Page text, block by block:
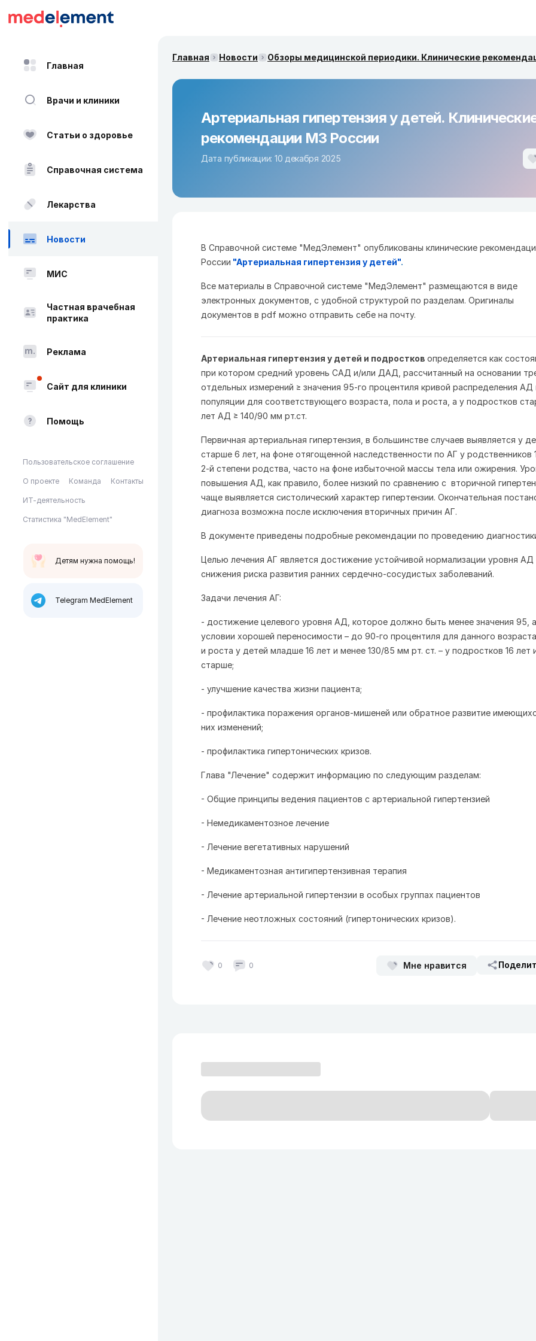
Главная
Врачи и клиники
Статьи о здоровье
Справочная система
Лекарства
Новости
МИС
Частная врачебная
практика
Реклама
Сайт для клиники
Помощь
Пользовательское соглашение
О проекте Команда Контакты
ИТ-деятельность
Статистика "MedElement"
Детям нужна помощь!
Telegram MedElement
Главная Новости Обзоры медицинской периодики. Клинические
Артериальная гипертензия у детей.
рекомендации МЗ России
Дата публикации: 10 декабря 2025
В Справочной системе "МедЭлемент" опубликованы клинические
России "Артериальная гипертензия у детей".
Все материалы в Справочной системе "МедЭлемент" размещаются в виде
электронных документов, с удобной структурой по разделам. Оригиналы
документов в pdf можно отправить себе на почту.
Артериальная гипертензия у детей и подростков определяется как
при котором средний уровень САД и/или ДАД, рассчитанный на основании
отдельных измерений ≥ значения 95-го процентиля кривой распределения АД
популяции для соответствующего возраста, пола и роста, а у подростков
лет АД ≥ 140/90 мм рт.ст.
Первичная артериальная гипертензия, в большинстве случаев выявляется у
старше 6 лет, на фоне отягощенной наследственности по АГ у родственников
2-й степени родства, часто на фоне избыточной массы тела или ожирения.
повышения АД, как правило, более низкий по сравнению с вторичной
чаще выявляется систолический характер гипертензии. Окончательная
диагноза возможна после исключения вторичных причин АГ.
В документе приведены подробные рекомендации по проведению
Целью лечения АГ является достижение устойчивой нормализации уровня АД
снижения риска развития ранних сердечно-сосудистых заболеваний.
Задачи лечения АГ:
- достижение целевого уровня АД, которое должно быть менее значения 95,
условии хорошей переносимости – до 90-го процентиля для данного
и роста у детей младше 16 лет и менее 130/85 мм рт. ст. – у подростков 16 лет
старше;
- улучшение качества жизни пациента;
- профилактика поражения органов-мишеней или обратное развитие
них изменений;
- профилактика гипертонических кризов.
Глава "Лечение" содержит информацию по следующим разделам:
- Общие принципы ведения пациентов с артериальной гипертензией
- Немедикаментозное лечение
- Лечение вегетативных нарушений
- Медикаментозная антигипертензивная терапия
- Лечение артериальной гипертензии в особых группах пациентов
- Лечение неотложных состояний (гипертонических кризов).
0 0 Мне нравится